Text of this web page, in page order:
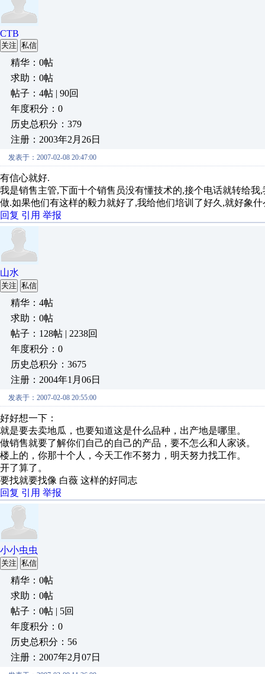
CTB
关注 私信
精华：0帖
求助：0帖
帖子：4帖 | 90回
年度积分：0
历史总积分：379
注册：2003年2月26日
发表于：2007-02-08 20:47:00
有信心就好.
我是销售主管,下面十个销售员没有懂技术的,接个电话就转给
做.如果他们有这样的毅力就好了,我给他们培训了好久,就好象
回复 引用 举报
山水
关注 私信
精华：4帖
求助：0帖
帖子：128帖 | 2238回
年度积分：0
历史总积分：3675
注册：2004年1月06日
发表于：2007-02-08 20:55:00
好好想一下：
就是要去卖地瓜，也要知道这是什么品种，出产地是哪里。
做销售就要了解你们自己的自己的产品，要不怎么和人家谈。
楼上的，你那十个人，今天工作不努力，明天努力找工作。
开了算了。
要找就要找像 白薇 这样的好同志
回复 引用 举报
小小虫虫
关注 私信
精华：0帖
求助：0帖
帖子：0帖 | 5回
年度积分：0
历史总积分：56
注册：2007年2月07日